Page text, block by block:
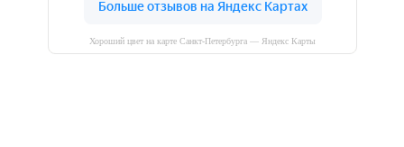
Хороший цвет на карте Санкт‑Петербурга — Яндекс Карты